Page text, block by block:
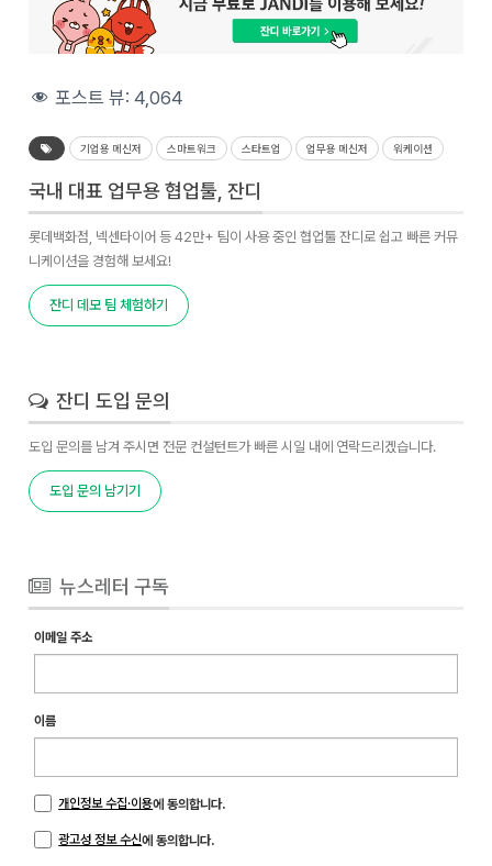
포스트 뷰:4,064
기업용 메신저 스마트워크 스타트업 업무용 메신저 워케이션
국내 대표 업무용 협업툴, 잔디
롯데백화점, 넥센타이어 등 42만+ 팀이 사용 중인 협업툴 잔디로 쉽고 빠른 커뮤
니케이션을 경험해 보세요!
잔디 데모 팀 체험하기
잔디 도입 문의
도입 문의를 남겨 주시면 전문 컨설턴트가 빠른 시일 내에 연락드리겠습니다.
도입 문의 남기기
뉴스레터 구독
이메일 주소
이름
개인정보 수집·이용에 동의합니다.
광고성 정보 수신에 동의합니다.